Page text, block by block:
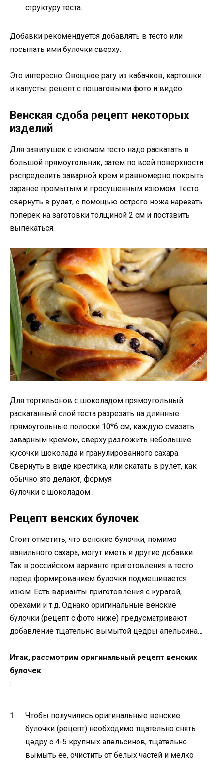
структуру теста.
Добавки рекомендуется добавлять в тесто или
посыпать ими булочки сверху.
Это интересно: Овощное рагу из кабачков, картошки
и капусты: рецепт с пошаговыми фото и видео
Венская сдоба рецепт некоторых
изделий
Для завитушек с изюмом тесто надо раскатать в
большой прямоугольник, затем по всей поверхности
распределить заварной крем и равномерно покрыть
заранее промытым и просушенным изюмом. Тесто
свернуть в рулет, с помощью острого ножа нарезать
поперек на заготовки толщиной 2 см и поставить
выпекаться.
Для тортильонов с шоколадом прямоугольный
раскатанный слой теста разрезать на длинные
прямоугольные полоски 10*6 см, каждую смазать
заварным кремом, сверху разложить небольшие
кусочки шоколада и гранулированного сахара.
Свернуть в виде крестика, или скатать в рулет, как
обычно это делают, формуя
булочки с шоколадом .
Рецепт венских булочек
Стоит отметить, что венские булочки, помимо
ванильного сахара, могут иметь и другие добавки.
Так в российском варианте приготовления в тесто
перед формированием булочки подмешивается
изюм. Есть варианты приготовления с курагой,
орехами и т.д. Однако оригинальные венские
булочки (рецепт с фото ниже) предусматривают
добавление тщательно вымытой цедры апельсина…
Итак, рассмотрим оригинальный рецепт венских
булочек
:
Чтобы получились оригинальные венские
булочки (рецепт) необходимо тщательно снять
цедру с 4-5 крупных апельсинов, тщательно
вымыть ее, очистить от белых частей и мелко